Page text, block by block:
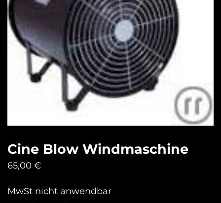
Cine Blow Windmaschine
65,00 €
MwSt nicht anwendbar